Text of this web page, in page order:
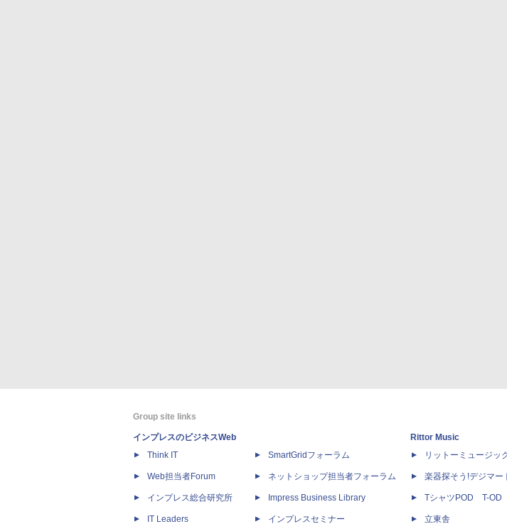
Group site links
インプレスのビジネスWeb
Think IT
Web担当者Forum
インプレス総合研究所
IT Leaders
SmartGridフォーラム
ネットショップ担当者フォーラム
Impress Business Library
インプレスセミナー
Rittor Music
リットーミュージッ
楽器探そう!デジマー
TシャツPOD T-OD
立東舎